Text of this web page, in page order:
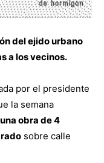
del ejido urbano
a los vecinos.
por el presidente
la semana
una obra de 4
sobre calle